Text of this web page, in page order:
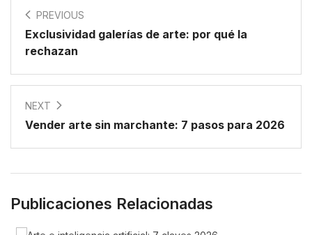
PREVIOUS
Exclusividad galerías de arte: por qué la
rechazan
NEXT
Vender arte sin marchante: 7 pasos para 2026
Publicaciones Relacionadas